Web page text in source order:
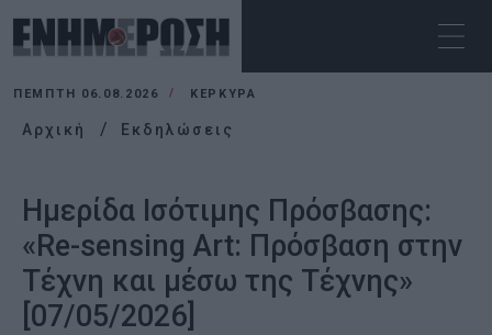
ΠΈΜΠΤΗ 06.08.2026 ΚΕΡΚΥΡΑ
Αρχική Εκδηλώσεις
Ημερίδα Ισότιμης Πρόσβασης:
«Re-sensing Art: Πρόσβαση στην
Τέχνη και μέσω της Τέχνης»
[07/05/2026]